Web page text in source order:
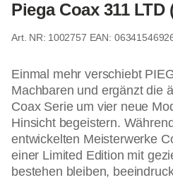
Piega Coax 311 LTD
1002757 EAN:
Einmal mehr verschiebt
Machbaren und ergänzt die
Coax Serie um vier neue
Hinsicht begeistern.
entwickelten Meisterwerke
einer Limited Edition mit
bestehen bleiben,